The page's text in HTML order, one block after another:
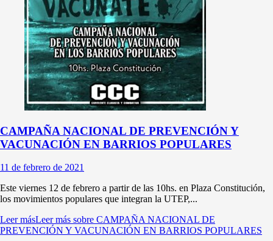
CAMPAÑA NACIONAL DE PREVENCIÓN Y
VACUNACIÓN EN BARRIOS POPULARES
11 de febrero de 2021
Este viernes 12 de febrero a partir de las 10hs. en Plaza Constitución,
los movimientos populares que integran la UTEP,...
Leer másLeer más sobre CAMPAÑA NACIONAL DE
PREVENCIÓN Y VACUNACIÓN EN BARRIOS POPULARES